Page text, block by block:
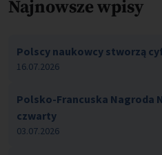
Najnowsze wpisy
Polscy naukowcy stworzą
16.07.2026
Polsko-Francuska Nagroda
czwarty
03.07.2026